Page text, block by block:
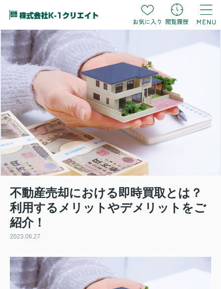
不動産売却における即時買取とは？
利用するメリットやデメリットをご
紹介！
2023.06.27